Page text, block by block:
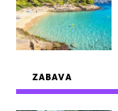
ZABAVA